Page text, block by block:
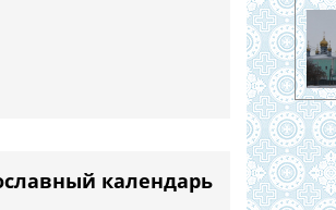
календарь